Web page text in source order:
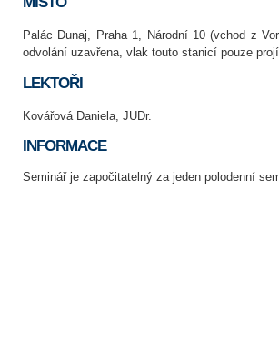
Palác Dunaj, Praha 1, Národní 10 (vchod z
odvolání uzavřena, vlak touto stanicí pouze
LEKTOŘI
Kovářová Daniela, JUDr.
INFORMACE
Seminář je započitatelný za jeden polodenní